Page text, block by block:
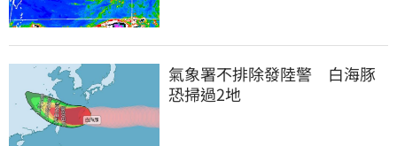
氣象署不排除發陸警　白海豚
恐掃過2地